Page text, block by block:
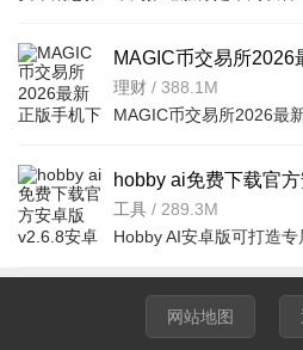
MAGIC币交易所2026
载v6.165.0官方版
理财 / 388.1M
hobby ai免费下载官
卓免费版
工具 / 289.3M
网站地图